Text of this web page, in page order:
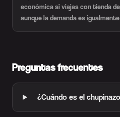
económica si viajas con tienda
aunque la demanda es
Preguntas frecuentes
¿Cuándo es el